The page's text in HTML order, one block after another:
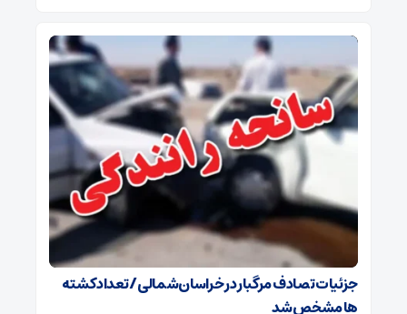
جزئیات تصادف مرگبار در خراسان‌شمالی/ تعداد کشته
ها مشخص شد